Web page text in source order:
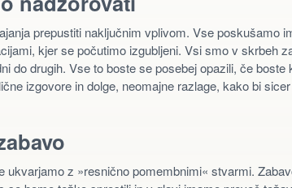
prepustiti naključnim vplivom. Vse poskušamo
kjer se počutimo izgubljeni. Vsi smo v skrbeh
do drugih. Vse to boste se posebej opazili, če boste
izgovore in dolge, neomajne razlage, kako bi
ukvarjamo z »resnično pomembnimi« stvarmi.